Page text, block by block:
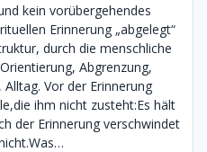
kein vorübergehendes
Erinnerung „abgelegt“
durch die menschliche
Abgrenzung,
Vor der Erinnerung
ihm nicht zusteht:Es hält
der Erinnerung verschwindet